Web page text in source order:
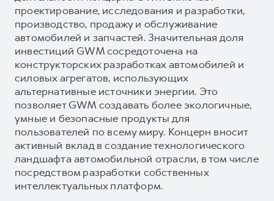
проектирование, исследования и разработки,
производство, продажу и обслуживание
автомобилей и запчастей. Значительная доля
инвестиций GWM сосредоточена на
конструкторских разработках автомобилей и
силовых агрегатов, использующих
альтернативные источники энергии. Это
позволяет GWM создавать более экологичные,
умные и безопасные продукты для
пользователей по всему миру. Концерн вносит
активный вклад в создание технологического
ландшафта автомобильной отрасли, в том числе
посредством разработки собственных
интеллектуальных платформ.